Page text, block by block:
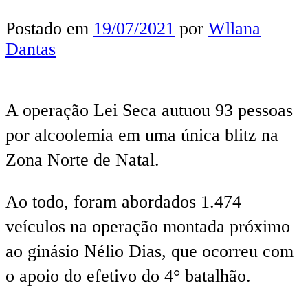
Postado em 19/07/2021 por Wllana
Dantas
A operação Lei Seca autuou 93 pessoas
por alcoolemia em uma única blitz na
Zona Norte de Natal.
Ao todo, foram abordados 1.474
veículos na operação montada próximo
ao ginásio Nélio Dias, que ocorreu com
o apoio do efetivo do 4° batalhão.